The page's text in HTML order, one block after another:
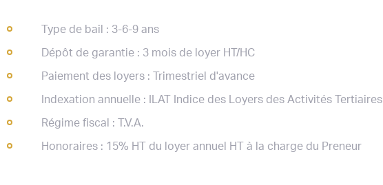
Type de bail : 3-6-9 ans
Dépôt de garantie : 3 mois de loyer HT/HC
Paiement des loyers : Trimestriel d'avance
Indexation annuelle : ILAT Indice des Loyers des Activités Tertiaires
Régime fiscal : T.V.A.
Honoraires : 15% HT du loyer annuel HT à la charge du Preneur